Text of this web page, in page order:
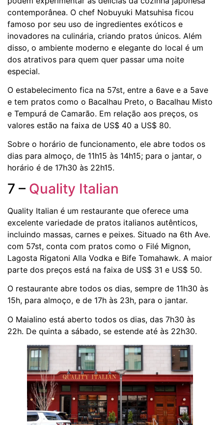
contemporânea. O chef Nobuyuki Matsuhisa ficou
famoso por seu uso de ingredientes exóticos e
inovadores na culinária, criando pratos únicos. Além
disso, o ambiente moderno e elegante do local é um
dos atrativos para quem quer passar uma noite
especial.
O estabelecimento fica na 57st, entre a 6ave e a 5ave
e tem pratos como o Bacalhau Preto, o Bacalhau Misto
e Tempurá de Camarão. Em relação aos preços, os
valores estão na faixa de US$ 40 a US$ 80.
Sobre o horário de funcionamento, ele abre todos os
dias para almoço, de 11h15 às 14h15; para o jantar, o
horário é de 17h30 às 22h15.
7 – Quality Italian
Quality Italian é um restaurante que oferece uma
excelente variedade de pratos italianos autênticos,
incluindo massas, carnes e peixes. Situado na 6th Ave.
com 57st, conta com pratos como o Filé Mignon,
Lagosta Rigatoni Alla Vodka e Bife Tomahawk. A maior
parte dos preços está na faixa de US$ 31 e US$ 50.
O restaurante abre todos os dias, sempre de 11h30 às
15h, para almoço, e de 17h às 23h, para o jantar.
O Maialino está aberto todos os dias, das 7h30 às
22h. De quinta a sábado, se estende até às 22h30.